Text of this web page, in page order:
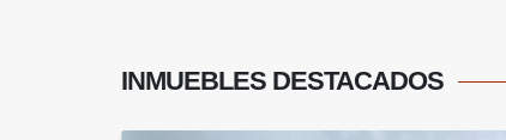
INMUEBLES DESTACADOS